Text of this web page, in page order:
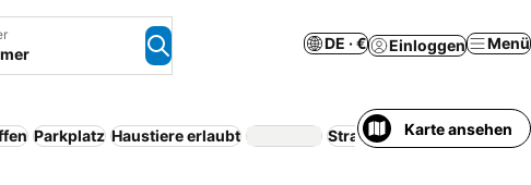
DE · € Einloggen Menü
Parkplatz Haustiere erlaubt Strand Halbpension
Karte ansehen